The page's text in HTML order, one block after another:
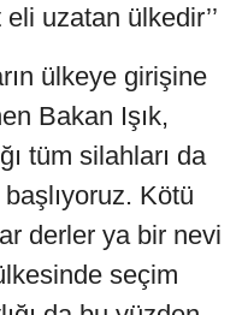
uzatan ülkedir’’
ülkeye girişine
Bakan Işık,
tüm silahları da
Kötü
derler ya bir nevi
seçim